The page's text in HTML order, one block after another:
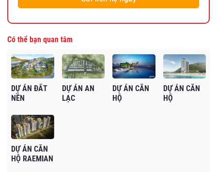
Có thể bạn quan tâm
DỰ ÁN ĐẤT
NỀN
HILL MŨI NÉ
PHAN THIẾT
DỰ ÁN AN
LẠC
DỰ ÁN CĂN
HỘ
DỰ ÁN CĂN
HỘ
DỰ ÁN CĂN
HỘ RAEMIAN